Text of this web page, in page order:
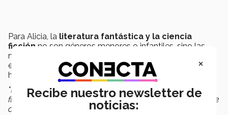
Para Alicia, la literatura fantástica y la ciencia
ficción no son géneros menores o infantiles, sino las
narrativas más antiguas de la humanidad que permiten
explorar la
condición humanaa través de mundos no
humanos.
"Inventassistemas de magia, especies y todo,pero al
final del día estás hablando de la humanidad a través de
otros medios"
, asegura.
×
Recibe nuestro newsletter de
noticias: